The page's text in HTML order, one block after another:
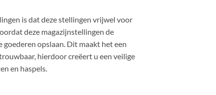
is dat deze stellingen vrijwel voor
deze magazijnstellingen de
goederen opslaan. Dit maakt het een
hierdoor creëert u een veilige
en haspels.